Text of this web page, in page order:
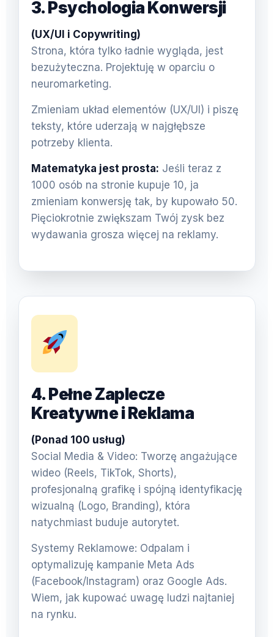
3. Psychologia Konwersji
(UX/UI i Copywriting)
Strona, która tylko ładnie wygląda, jest
bezużyteczna. Projektuję w oparciu o
neuromarketing.
Zmieniam układ elementów (UX/UI) i piszę
teksty, które uderzają w najgłębsze
potrzeby klienta.
Matematyka jest prosta: Jeśli teraz z
1000 osób na stronie kupuje 10, ja
zmieniam konwersję tak, by kupowało 50.
Pięciokrotnie zwiększam Twój zysk bez
wydawania grosza więcej na reklamy.
4. Pełne Zaplecze
Kreatywne i Reklama
(Ponad 100 usług)
Social Media & Video: Tworzę angażujące
wideo (Reels, TikTok, Shorts),
profesjonalną grafikę i spójną identyfikację
wizualną (Logo, Branding), która
natychmiast buduje autorytet.
Systemy Reklamowe: Odpalam i
optymalizuję kampanie Meta Ads
(Facebook/Instagram) oraz Google Ads.
Wiem, jak kupować uwagę ludzi najtaniej
na rynku.